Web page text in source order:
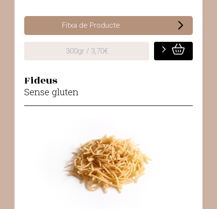
Fitxa de Producte
300gr / 3,70€
Fideus
Sense gluten